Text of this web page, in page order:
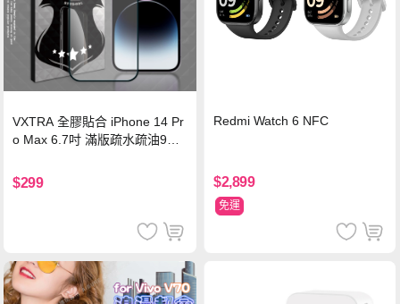
VXTRA 全膠貼合 iPhone 14 Pr
o Max 6.7吋 滿版疏水疏油9H
$299
Redmi Watch 6 NFC
$2,899
免運